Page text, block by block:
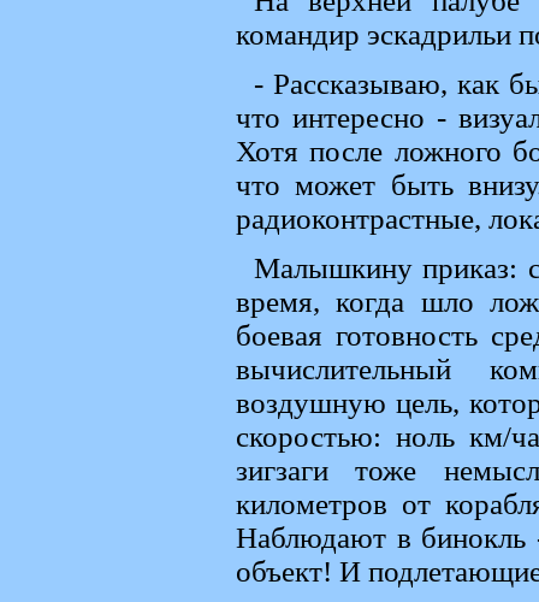
командир эскадрильи
- Рассказываю, как
что интересно -
Хотя после ложного
что может быть
радиоконтрастные,
Малышкину приказ:
время, когда шло
боевая готовность
вычислительный
воздушную цель,
скоростью: ноль км/
зигзаги тоже
километров от
Наблюдают в бинокль
объект! И